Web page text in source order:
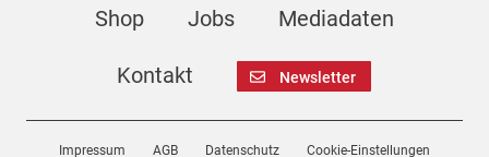
Shop Jobs Mediadaten
Kontakt Newsletter
Impressum AGB Datenschutz Cookie-Einstellungen